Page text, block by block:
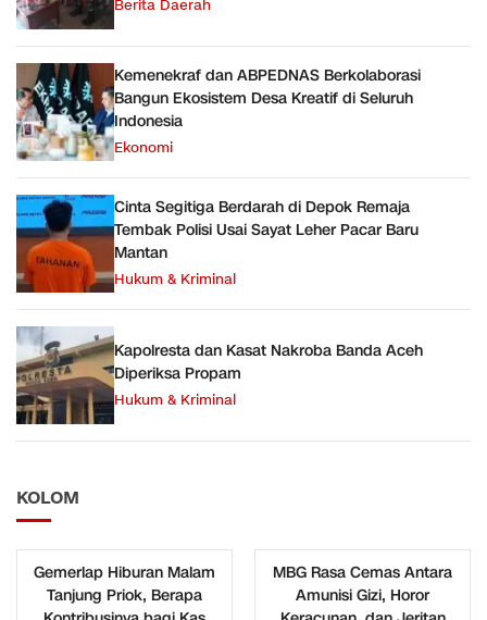
Berita Daerah
Kemenekraf dan ABPEDNAS Berkolaborasi
Bangun Ekosistem Desa Kreatif di Seluruh
Indonesia
Ekonomi
Cinta Segitiga Berdarah di Depok Remaja
Tembak Polisi Usai Sayat Leher Pacar Baru
Mantan
Hukum & Kriminal
Kapolresta dan Kasat Nakroba Banda Aceh
Diperiksa Propam
Hukum & Kriminal
KOLOM
Gemerlap Hiburan Malam
Tanjung Priok, Berapa
MBG Rasa Cemas Antara
Amunisi Gizi, Horor